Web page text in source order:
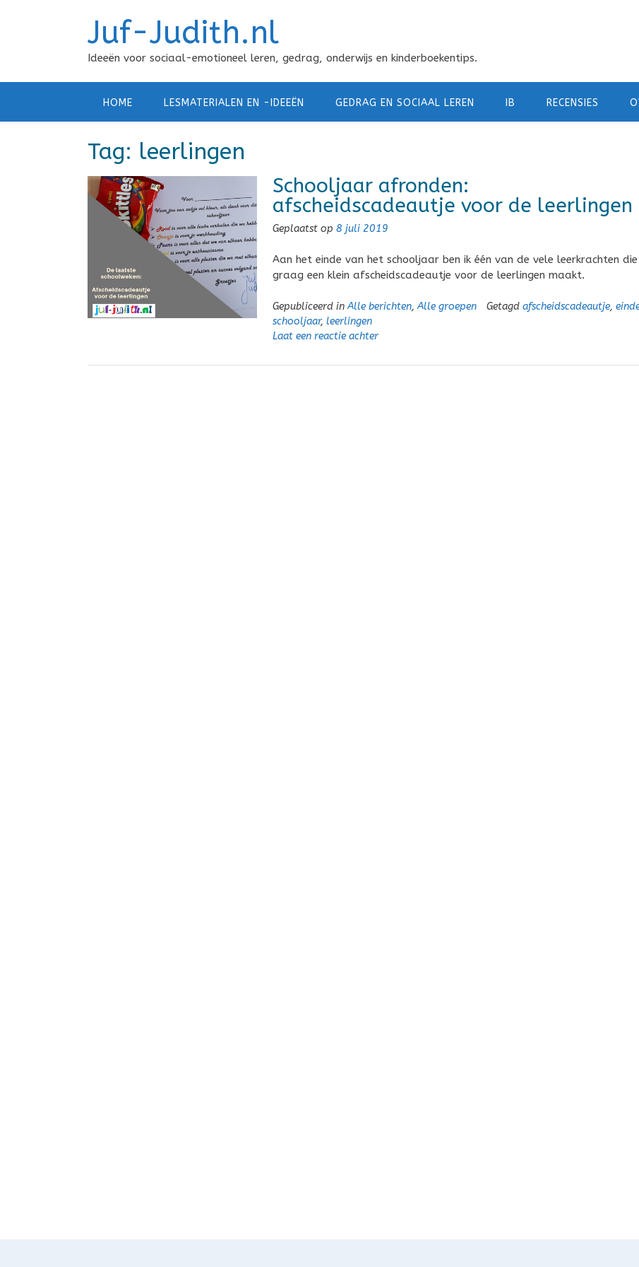
Juf-Judith.nl
Ideeën voor sociaal-emotioneel leren, gedrag, onderwijs en kinderboekentips.
HOME LESMATERIALEN EN -IDEEËN GEDRAG EN SOCIAAL LEREN IB RECENSIES
Tag: leerlingen
Schooljaar afronden:
afscheidscadeautje voor de leerlingen
Geplaatst op 8 juli 2019
Aan het einde van het schooljaar ben ik één van de vele leerkrachten die
graag een klein afscheidscadeautje voor de leerlingen maakt.
Gepubliceerd inAlle berichten,Alle groepen Getagd afscheidscadeautje,
schooljaar, leerlingen
Laat een reactie achter